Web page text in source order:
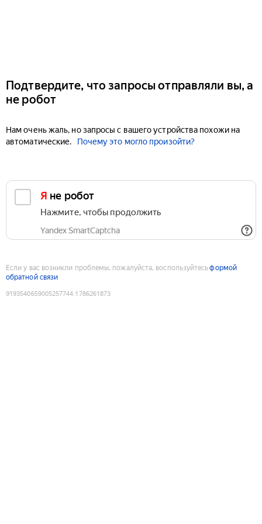
Подтвердите, что запросы отправляли вы, а
не робот
Нам очень жаль, но запросы с вашего устройства похожи на
автоматические.
Почему это могло произойти?
Я не робот
Нажмите, чтобы продолжить
Yandex SmartCaptcha
Если у вас возникли проблемы, пожалуйста, воспользуйтесьформой
обратной связи
9193540659005257744:1786261873